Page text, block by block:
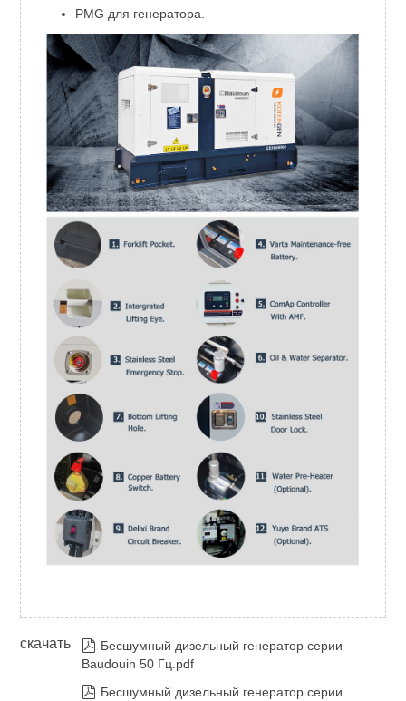
PMG для генератора.
скачать  Бесшумный дизельный генератор серии
Baudouin 50 Гц.pdf
 Бесшумный дизельный генератор серии